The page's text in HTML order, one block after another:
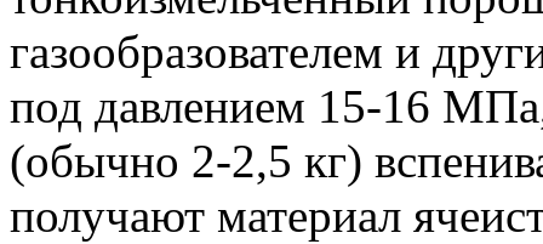
газообразователем и
под давлением 15-16
(обычно 2-2,5 кг)
получают материал